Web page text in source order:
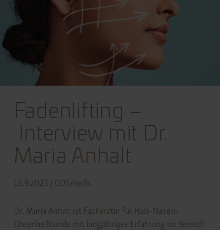
Fadenlifting –
Interview mit Dr.
Maria Anhalt
13.9.2023 | COSmedic
Dr. Maria Anhalt ist Fachärztin für Hals-Nasen-
Ohrenheilkunde mit langjähriger Erfahrung im Bereich